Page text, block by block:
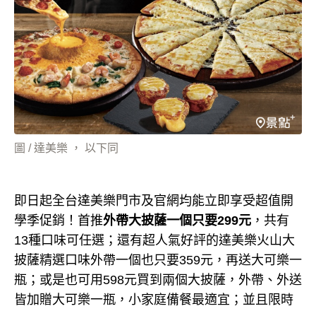
圖 / 達美樂 ， 以下同
即日起全台達美樂門市及官網均能立即享受超值開
學季促銷！首推外帶大披薩一個只要299元 ，共有
13種口味可任選；還有超人氣好評的達美樂火山大
披薩精選口味外帶一個也只要359元，再送大可樂一
瓶；或是也可用598元買到兩個大披薩，外帶、外送
皆加贈大可樂一瓶，小家庭備餐最適宜；並且限時